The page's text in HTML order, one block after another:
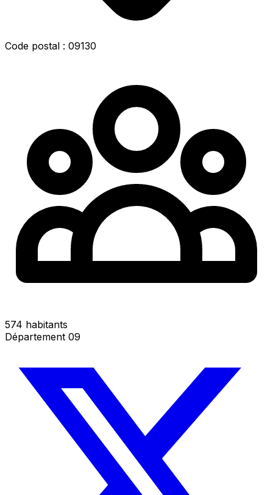
Code postal : 09130
574 habitants
Département 09